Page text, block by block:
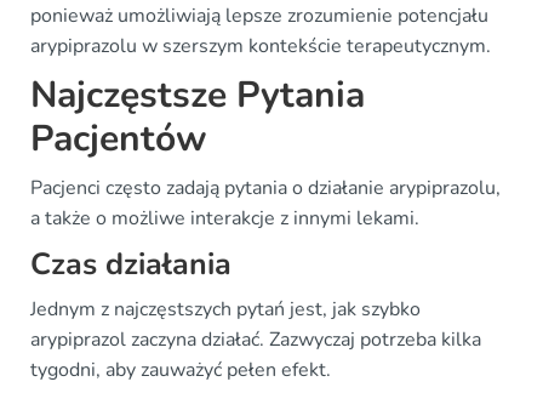
ponieważ umożliwiają lepsze zrozumienie potencjału
arypiprazolu w szerszym kontekście terapeutycznym.
Najczęstsze Pytania
Pacjentów
Pacjenci często zadają pytania o działanie arypiprazolu,
a także o możliwe interakcje z innymi lekami.
Czas działania
Jednym z najczęstszych pytań jest, jak szybko
arypiprazol zaczyna działać. Zazwyczaj potrzeba kilka
tygodni, aby zauważyć pełen efekt.